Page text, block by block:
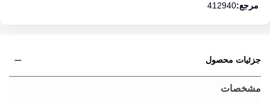
مرجع:412940
جزئیات محصول
مشخصات